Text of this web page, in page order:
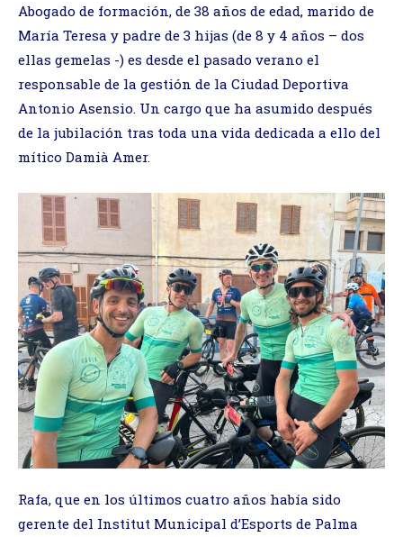
Abogado de formación, de 38 años de edad, marido de
María Teresa y padre de 3 hijas (de 8 y 4 años – dos
ellas gemelas -) es desde el pasado verano el
responsable de la gestión de la Ciudad Deportiva
Antonio Asensio. Un cargo que ha asumido después
de la jubilación tras toda una vida dedicada a ello del
mítico Damià Amer.
Rafa, que en los últimos cuatro años había sido
gerente del Institut Municipal d’Esports de Palma